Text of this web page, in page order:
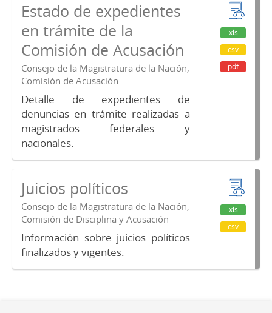
Estado de expedientes
en trámite de la
Comisión de Acusación
Consejo de la Magistratura de la Nación,
Comisión de Acusación
Detalle de expedientes de
denuncias en trámite realizadas a
magistrados federales y
nacionales.
xls
csv
pdf
Juicios políticos
Consejo de la Magistratura de la Nación,
Comisión de Disciplina y Acusación
Información sobre juicios políticos
finalizados y vigentes.
xls
csv